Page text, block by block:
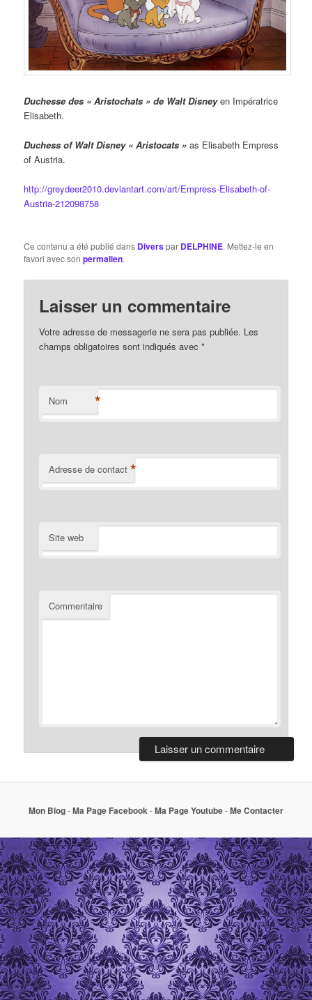
Duchessedes « Aristochats » de Walt Disney en Impératrice
Elisabeth.
Duchess of Walt Disney « Aristocats »as Elisabeth Empress
of Austria.
http://greydeer2010.deviantart.com/art/Empress-Elisabeth-of-
Austria-212098758
Ce contenu a été publié dans Diverspar DELPHINE. Mettez-le en
favori avec sonpermalien.
Laisser un commentaire
Votre adresse de messagerie ne sera pas publiée. Les
champs obligatoires sont indiqués avec*
Nom *
Adresse de contact *
Site web
Commentaire
Mon Blog-Ma Page Facebook-Ma Page Youtube-Me Contacter